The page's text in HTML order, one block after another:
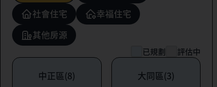
社會住宅
幸福住宅
其他房源
已規劃 評估中
中正區(8) 大同區(3)